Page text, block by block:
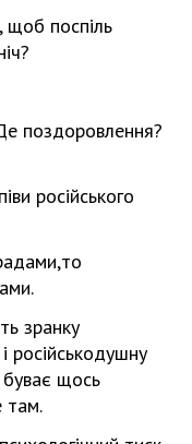
щоб поспіль
поздоровлення?
російського
зранку
буває щось
там.